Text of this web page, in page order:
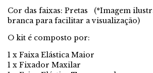
Cor das faixas: Pretas (*Imagem
branca para facilitar a visualização)
O kit é composto por:
1 x Faixa Elástica Maior
1 x Fixador Maxilar